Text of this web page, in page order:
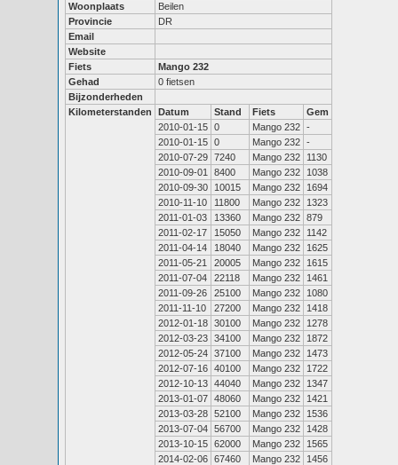
Woonplaats
Beilen
Provincie
DR
Email
Website
Fiets
Mango 232
Gehad
0 fietsen
Bijzonderheden
Kilometerstanden
Datum Stand Fiets
Gem
2010-01-15 0 Mango 232 -
2010-01-15 0 Mango 232 -
2010-07-29 7240 Mango 232
1130
2010-09-01
8400 Mango 232
1038
2010-09-30
10015 Mango 232
1694
2010-11-10
11800 Mango 232
1323
2011-01-03
13360 Mango 232 879
2011-02-17
15050 Mango 232
1142
2011-04-14
18040 Mango 232
1625
2011-05-21
20005 Mango 232
1615
2011-07-04
22118 Mango 232
1461
2011-09-26
25100 Mango 232
1080
2011-11-10
27200 Mango 232
1418
2012-01-18 30100 Mango 232
1278
2012-03-23 34100 Mango 232
1872
2012-05-24 37100 Mango 232
1473
2012-07-16 40100 Mango 232
1722
2012-10-13 44040 Mango 232
1347
2013-01-07 48060 Mango 232
1421
2013-03-28 52100 Mango 232
1536
2013-07-04 56700 Mango 232
1428
2013-10-15 62000 Mango 232
1565
2014-02-06 67460 Mango 232
1456